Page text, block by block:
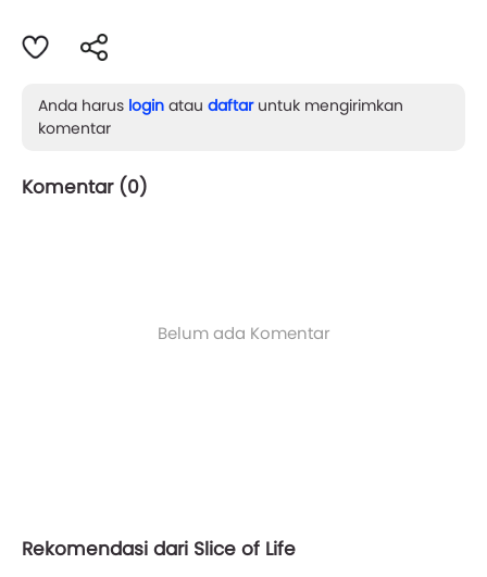
Anda harus login atau daftaruntuk mengirimkan
komentar
Komentar (0)
Belum ada Komentar
Rekomendasi dari Slice of Life